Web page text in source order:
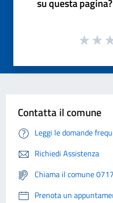
Contatta il comune
Leggi le domande
Richiedi Assistenza
Chiama il comune
Prenota un